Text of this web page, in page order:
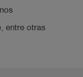
entre otras